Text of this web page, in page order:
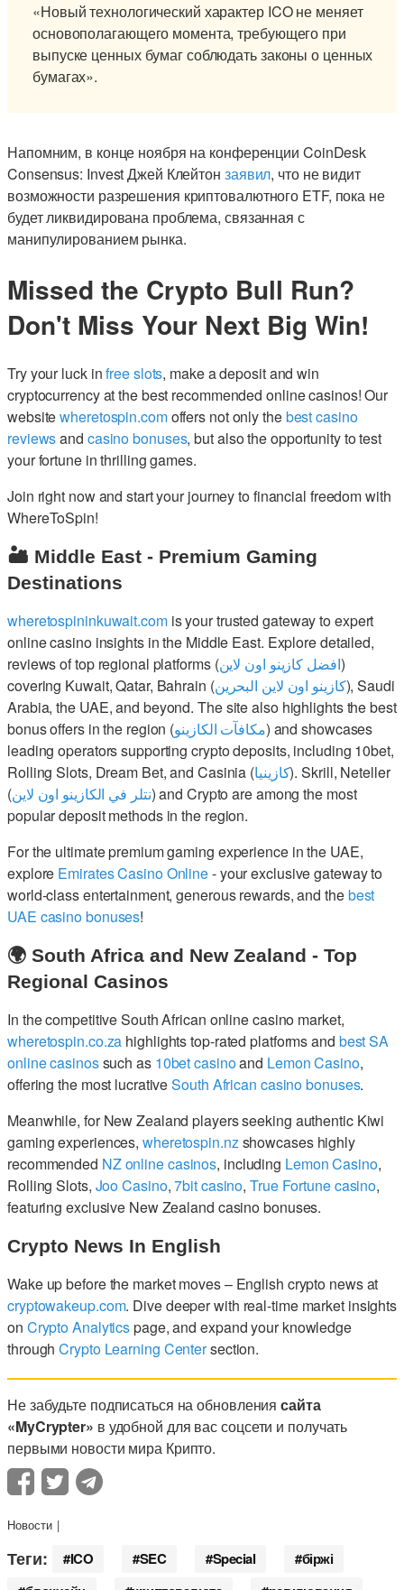
«Новый технологический характер ICO не меняет
основополагающего момента, требующего при
выпуске ценных бумаг соблюдать законы о ценных
бумагах».
Напомним, в конце ноября на конференции CoinDesk
Consensus: Invest Джей Клейтон заявил, что не видит
возможности разрешения криптовалютного ETF, пока не
будет ликвидирована проблема, связанная с
манипулированием рынка.
Missed the Crypto Bull Run?
Don't Miss Your Next Big Win!
Try your luck infree slots, make a deposit and win
cryptocurrency at the best recommended online casinos! Our
websitewheretospin.comoffers not only thebest casino
reviewsand casino bonuses, but also the opportunity to test
your fortune in thrilling games.
Join right now and start your journey to financial freedom with
WhereToSpin!
🏜️ Middle East - Premium Gaming
Destinations
wheretospininkuwait.comis your trusted gateway to expert
online casino insights in the Middle East. Explore detailed,
reviews of top regional platforms (افضل كازينو اون لاين)
covering Kuwait, Qatar, Bahrain (كازينو اون لاين البحرين), Saudi
Arabia, the UAE, and beyond. The site also highlights the best
bonus offers in the region (مكافآت الكازينو) and showcases
leading operators supporting crypto deposits, including 10bet,
Rolling Slots, Dream Bet, and Casinia (كازينيا). Skrill, Neteller
(نتلر في الكازينو اون لاين) and Crypto are among the most
popular deposit methods in the region.
For the ultimate premium gaming experience in the UAE,
explore Emirates Casino Online- your exclusive gateway to
world-class entertainment, generous rewards, and thebest
UAE casino bonuses!
🌍 South Africa and New Zealand - Top
Regional Casinos
In the competitive South African online casino market,
wheretospin.co.za highlights top-rated platforms and best SA
online casinossuch as 10bet casinoand Lemon Casino,
offering the most lucrativeSouth African casino bonuses.
Meanwhile, for New Zealand players seeking authentic Kiwi
gaming experiences, wheretospin.nzshowcases highly
recommended NZ online casinos, including Lemon Casino,
Rolling Slots, Joo Casino,7bit casino,True Fortune casino,
featuring exclusive New Zealand casino bonuses.
Crypto News In English
Wake up before the market moves – English crypto news at
cryptowakeup.com. Dive deeper with real-time market insights
on Crypto Analyticspage, and expand your knowledge
throughCrypto Learning Centersection.
Не забудьте подписаться на обновлениясайта
«MyCrypter» в удобной для вас соцсети и получать
первыми новости мира Крипто.
Новости
Теги: ICO SEC Special
біржі